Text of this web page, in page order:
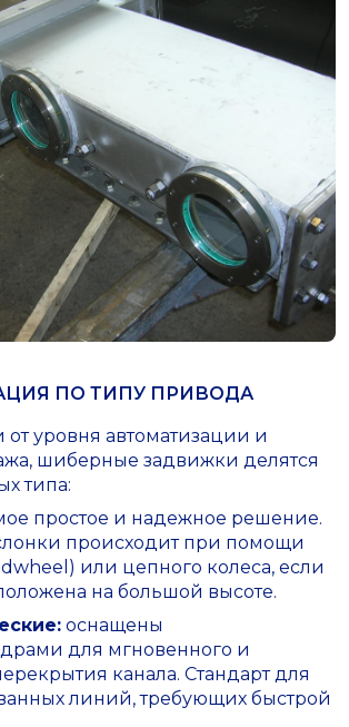
ПО ТИПУ ПРИВОДА
от уровня автоматизации и
шиберные задвижки делятся
типа:
простое и надежное решение.
происходит при помощи
или цепного колеса, если
на большой высоте.
оснащены
для мгновенного и
канала. Стандарт для
линий, требующих быстрой